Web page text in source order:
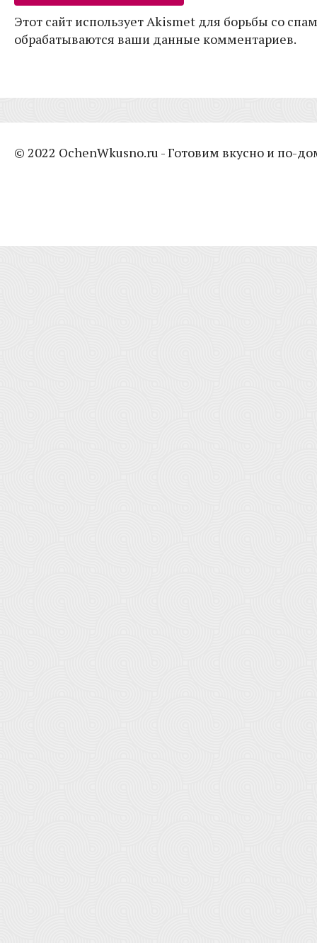
Этот сайт использует Akismet для борьбы со
обрабатываются ваши данные комментариев.
© 2022 OchenWkusno.ru - Готовим вкусно и по-